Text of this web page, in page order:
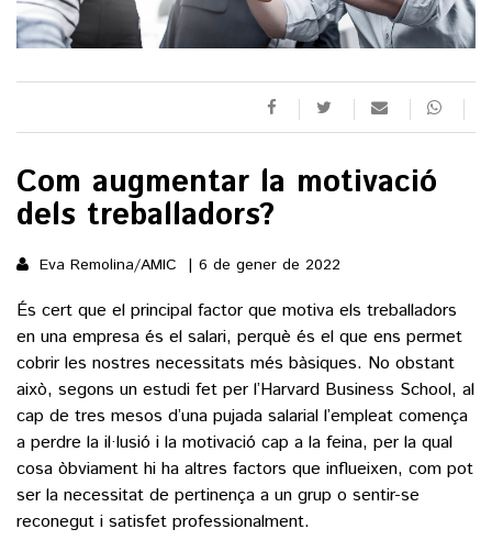
NOVETATS DISCOGRÀFIQUES
TEMÀTIQUES
ACTUALITAT
POLÍTICA
SOCIETAT
ECONOMIA
VEURE TOTES
ESPORTS
FUTBOL
HOQUEI PATINS
Com augmentar la motivació
dels treballadors?
Eva Remolina/AMIC 6 de gener de 2022
És cert que el principal factor que motiva els treballadors
en una empresa és el salari, perquè és el que ens permet
cobrir les nostres necessitats més bàsiques. No obstant
això, segons un estudi fet per l’Harvard Business School, al
cap de tres mesos d’una pujada salarial l’empleat comença
a perdre la il·lusió i la motivació cap a la feina, per la qual
cosa òbviament hi ha altres factors que influeixen, com pot
ser la necessitat de pertinença a un grup o sentir-se
reconegut i satisfet professionalment.